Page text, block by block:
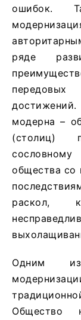
ошибок.
ряде
модерна –
(столиц)
общества со
раскол,
Одним из
Общество